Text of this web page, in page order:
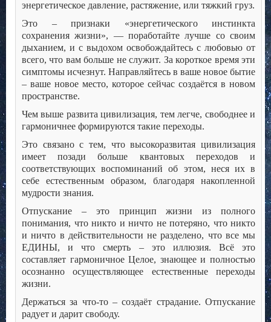
энергетическое давление, растяжение, или тяжкий груз.
Это – признаки «энергетического инстинкта
сохранения жизни», — поработайте лучше со своим
дыханием, и с выдохом освобождайтесь с любовью от
всего, что вам больше не служит. За короткое время эти
симптомы исчезнут. Направляйтесь в ваше новое бытие
– ваше новое место, которое сейчас создаётся в новом
пространстве.
Чем выше развита цивилизация, тем легче, свободнее и
гармоничнее формируются такие переходы.
Это связано с тем, что высокоразвитая цивилизация
имеет позади больше квантовых переходов и
соответствующих воспоминаний об этом, неся их в
себе естественным образом, благодаря накопленной
мудрости знания.
Отпускание – это принцип жизни из полного
понимания, что никто и ничто не потеряно, что никто
и ничто в действительности не разделено, что все мы
ЕДИНЫ, и что смерть – это иллюзия. Всё это
составляет гармоничное Целое, знающее и полностью
осознанно осуществляющее естественные переходы
жизни.
Держаться за что-то – создаёт страдание. Отпускание
радует и дарит свободу.